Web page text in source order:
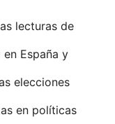
lecturas de
España y
elecciones
en políticas